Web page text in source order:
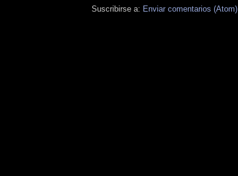
Suscribirse a: Enviar comentarios (Atom)